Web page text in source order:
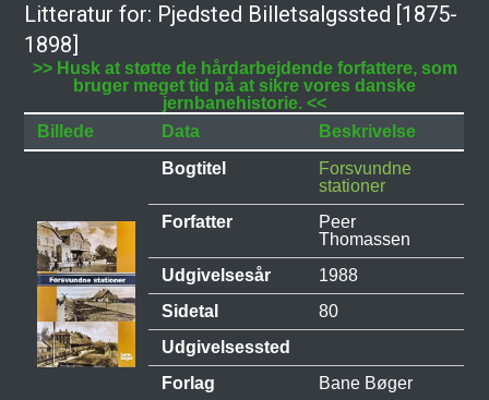
Litteratur for: Pjedsted Billetsalgssted [1875-
1898]
>> Husk at støtte de hårdarbejdende forfattere, som
bruger meget tid på at sikre vores danske
jernbanehistorie. <<
Billede
Data
Beskrivelse
Bogtitel
Forsvundne
stationer
Forfatter
Peer
Thomassen
Udgivelsesår
1988
Sidetal
80
Udgivelsessted
Forlag
Bane Bøger